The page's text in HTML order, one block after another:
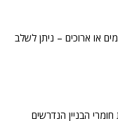
או ארוכים – ניתן לשלב
הבניין הנדרשים